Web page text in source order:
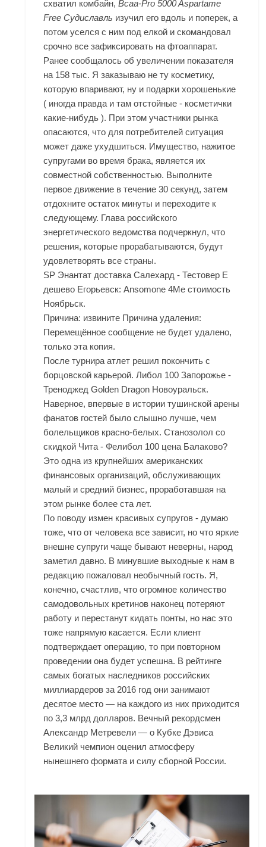
схватил комбайн,Bcaa-Pro 5000 Aspartame
Free Судиславль изучил его вдоль и поперек, а
потом уселся с ним под елкой и скомандовал
срочно все зафиксировать на фтоаппарат.
Ранее сообщалось об увеличении показателя
на 158 тыс. Я заказываю не ту косметику,
которую впаривают, ну и подарки хорошенькие
( иногда правда и там отстойные - косметички
какие-нибудь ). При этом участники рынка
опасаются, что для потребителей ситуация
может даже ухудшиться. Имущество, нажитое
супругами во время брака, является их
совместной собственностью. Выполните
первое движение в течение 30 секунд, затем
отдохните остаток минуты и переходите к
следующему. Глава российского
энергетического ведомства подчеркнул, что
решения, которые прорабатываются, будут
удовлетворять все страны.
SP Энантат доставка Салехард - Тестовер Е
дешево Егорьевск: Ansomone 4Me стоимость
Ноябрьск.
Причина: извините Причина удаления:
Перемещённое сообщение не будет удалено,
только эта копия.
После турнира атлет решил покончить с
борцовской карьерой. Либол 100 Запорожье -
Треноджед Golden Dragon Новоуральск.
Наверное, впервые в истории тушинской арены
фанатов гостей было слышно лучше, чем
болельщиков красно-белых. Станозолол со
скидкой Чита - Фелибол 100 цена Балаково?
Это одна из крупнейших американских
финансовых организаций, обслуживающих
малый и средний бизнес, проработавшая на
этом рынке более ста лет.
По поводу измен красивых супругов - думаю
тоже, что от человека все зависит, но что яркие
внешне супруги чаще бывают неверны, народ
заметил давно. В минувшие выходные к нам в
редакцию пожаловал необычный гость. Я,
конечно, счастлив, что огромное количество
самодовольных кретинов наконец потеряют
работу и перестанут кидать понты, но нас это
тоже напрямую касается. Если клиент
подтверждает операцию, то при повторном
проведении она будет успешна. В рейтинге
самых богатых наследников российских
миллиардеров за 2016 год они занимают
десятое место — на каждого из них приходится
по 3,3 млрд долларов. Вечный рекордсмен
Александр Метревели — о Кубке Дэвиса
Великий чемпион оценил атмосферу
нынешнего формата и силу сборной России.